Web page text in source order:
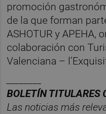
promoción
de la que forman
ASHOTUR y APEHA,
colaboración con
Valenciana –
BOLETÍN TITULARES
Las noticias más